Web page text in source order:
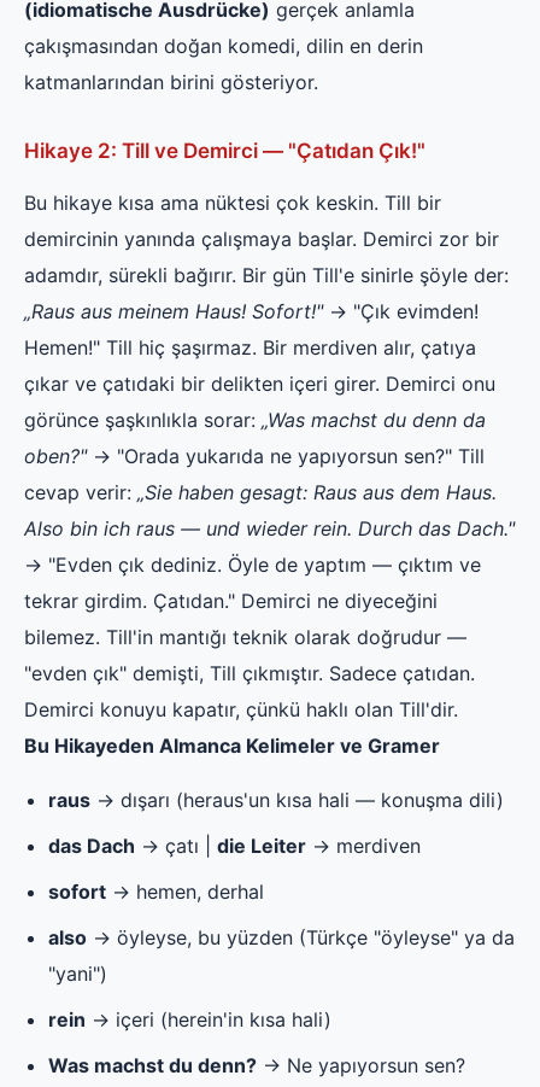
(idiomatische Ausdrücke) gerçek anlamla
çakışmasından doğan komedi, dilin en derin
katmanlarından birini gösteriyor.
Hikaye 2: Till ve Demirci — "Çatıdan Çık!"
Bu hikaye kısa ama nüktesi çok keskin. Till bir
demircinin yanında çalışmaya başlar. Demirci zor bir
adamdır, sürekli bağırır. Bir gün Till'e sinirle şöyle der:
„Raus aus meinem Haus! Sofort!"→ "Çık evimden!
Hemen!" Till hiç şaşırmaz. Bir merdiven alır, çatıya
çıkar ve çatıdaki bir delikten içeri girer. Demirci onu
görünce şaşkınlıkla sorar: „Was machst du denn da
oben?"→ "Orada yukarıda ne yapıyorsun sen?" Till
cevap verir: „Sie haben gesagt: Raus aus dem Haus.
Also bin ich raus — und wieder rein. Durch das Dach."
→ "Evden çık dediniz. Öyle de yaptım — çıktım ve
tekrar girdim. Çatıdan." Demirci ne diyeceğini
bilemez. Till'in mantığı teknik olarak doğrudur —
"evden çık" demişti, Till çıkmıştır. Sadece çatıdan.
Demirci konuyu kapatır, çünkü haklı olan Till'dir.
Bu Hikayeden Almanca Kelimeler ve Gramer
raus → dışarı (heraus'un kısa hali — konuşma dili)
das Dach → çatı | die Leiter → merdiven
sofort → hemen, derhal
also → öyleyse, bu yüzden (Türkçe "öyleyse" ya da
"yani")
rein → içeri (herein'in kısa hali)
Was machst du denn? → Ne yapıyorsun sen?